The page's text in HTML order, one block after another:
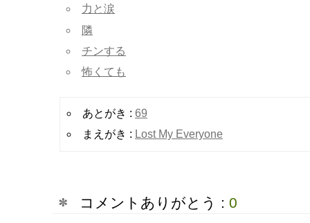
力と涙
隣
チンする
怖くても
あとがき : 69
まえがき : Lost My Everyone
コメントありがとう : 0